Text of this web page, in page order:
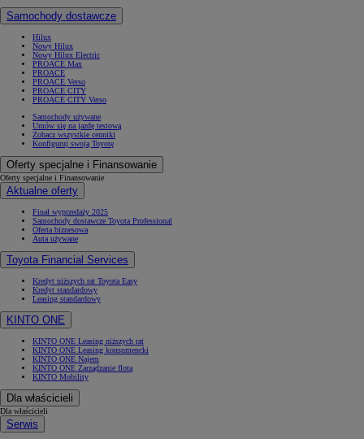
Samochody dostawcze
Hilux
Nowy Hilux
Nowy Hilux Electric
PROACE Max
PROACE
PROACE Verso
PROACE CITY
PROACE CITY Verso
Samochody używane
Umów się na jazdę testową
Zobacz wszystkie cenniki
Konfiguruj swoją Toyotę
Oferty specjalne i Finansowanie
Oferty specjalne i Finansowanie
Aktualne oferty
Finał wyprzedaży 2025
Samochody dostawcze Toyota Professional
Oferta biznesowa
Auta używane
Toyota Financial Services
Kredyt niższych rat Toyota Easy
Kredyt standardowy
Leasing standardowy
KINTO ONE
KINTO ONE Leasing niższych rat
KINTO ONE Leasing konsumencki
KINTO ONE Najem
KINTO ONE Zarządzanie flotą
KINTO Mobility
Dla właścicieli
Dla właścicieli
Serwis